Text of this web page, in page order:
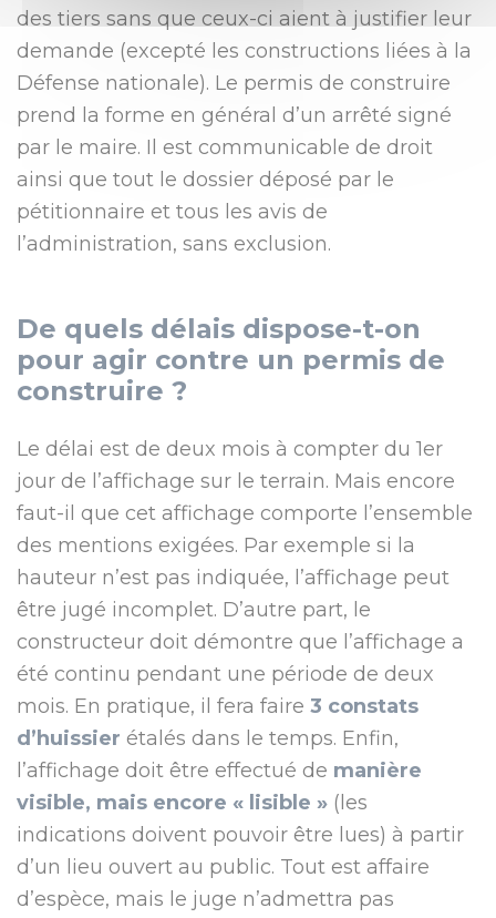
des tiers sans que ceux-ci aient à justifier leur
demande (excepté les constructions liées à la
Défense nationale). Le permis de construire
prend la forme en général d’un arrêté signé
par le maire. Il est communicable de droit
ainsi que tout le dossier déposé par le
pétitionnaire et tous les avis de
l’administration, sans exclusion.
De quels délais dispose-t-on
pour agir contre un permis de
construire ?
Le délai est de deux mois à compter du 1er
jour de l’affichage sur le terrain. Mais encore
faut-il que cet affichage comporte l’ensemble
des mentions exigées. Par exemple si la
hauteur n’est pas indiquée, l’affichage peut
être jugé incomplet. D’autre part, le
constructeur doit démontre que l’affichage a
été continu pendant une période de deux
mois. En pratique, il fera faire 3 constats
d’huissier étalés dans le temps. Enfin,
l’affichage doit être effectué de manière
visible, mais encore « lisible » (les
indications doivent pouvoir être lues) à partir
d’un lieu ouvert au public. Tout est affaire
d’espèce, mais le juge n’admettra pas